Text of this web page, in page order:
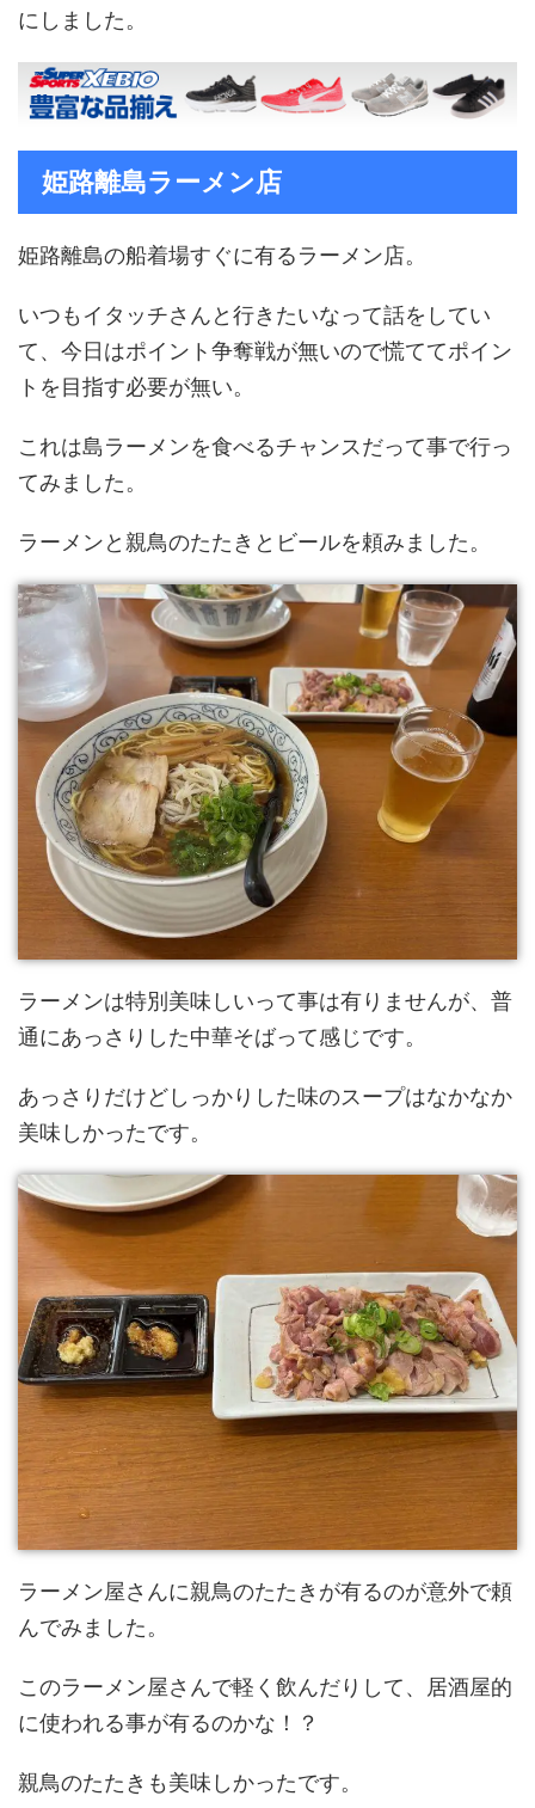
にしました。
姫路離島ラーメン店
姫路離島の船着場すぐに有るラーメン店。
いつもイタッチさんと行きたいなって話をしてい
て、今日はポイント争奪戦が無いので慌ててポイン
トを目指す必要が無い。
これは島ラーメンを食べるチャンスだって事で行っ
てみました。
ラーメンと親鳥のたたきとビールを頼みました。
ラーメンは特別美味しいって事は有りませんが、普
通にあっさりした中華そばって感じです。
あっさりだけどしっかりした味のスープはなかなか
美味しかったです。
ラーメン屋さんに親鳥のたたきが有るのが意外で頼
んでみました。
このラーメン屋さんで軽く飲んだりして、居酒屋的
に使われる事が有るのかな！？
親鳥のたたきも美味しかったです。